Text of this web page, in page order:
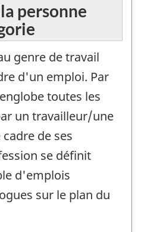
personne
genre de travail
d'un emploi. Par
toutes les
un travailleur/une
de ses
se définit
d'emplois
sur le plan du